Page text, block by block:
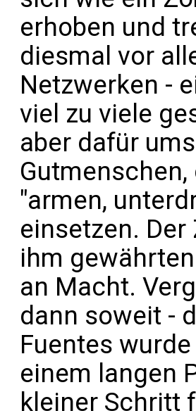
erhoben und
diesmal vor
Netzwerken -
viel zu viele
aber dafür
"armen,
einsetzen.
ihm
an Macht.
dann soweit -
Fuentes
einem langen
kleiner Schritt